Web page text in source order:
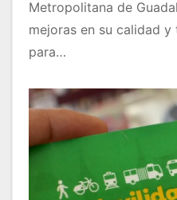
Metropolitana de
mejoras en su calidad
para…